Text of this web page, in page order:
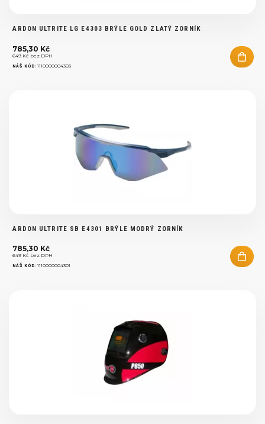
ARDON ULTRITE LG E4303 BRÝLE GOLD ZLATÝ ZORNÍK
785,30 Kč
649 Kč bez DPH
NÁŠ KÓD:1110000004303
ARDON ULTRITE SB E4301 BRÝLE MODRÝ ZORNÍK
785,30 Kč
649 Kč bez DPH
NÁŠ KÓD:1110000004301